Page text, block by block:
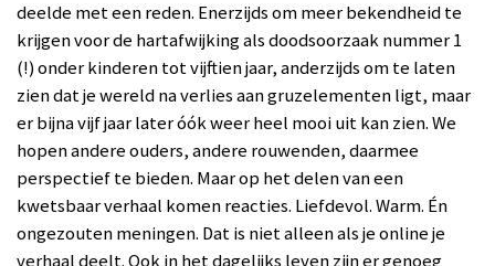
deelde met een reden. Enerzijds om meer bekendheid te
krijgen voor de hartafwijking als doodsoorzaak nummer 1
(!) onder kinderen tot vijftien jaar, anderzijds om te laten
zien dat je wereld na verlies aan gruzelementen ligt, maar
er bijna vijf jaar later óók weer heel mooi uit kan zien. We
hopen andere ouders, andere rouwenden, daarmee
perspectief te bieden. Maar op het delen van een
kwetsbaar verhaal komen reacties. Liefdevol. Warm. Én
ongezouten meningen. Dat is niet alleen als je online je
verhaal deelt. Ook in het dagelijks leven zijn er genoeg